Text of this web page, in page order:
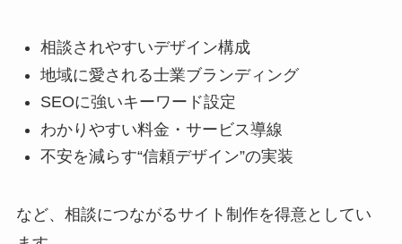
相談されやすいデザイン構成
地域に愛される士業ブランディング
SEOに強いキーワード設定
わかりやすい料金・サービス導線
不安を減らす“信頼デザイン”の実装
など、相談につながるサイト制作を得意としてい